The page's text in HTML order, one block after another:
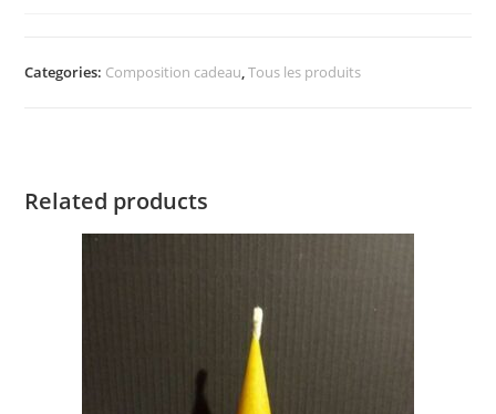
Categories: Composition cadeau,Tous les produits
Related products